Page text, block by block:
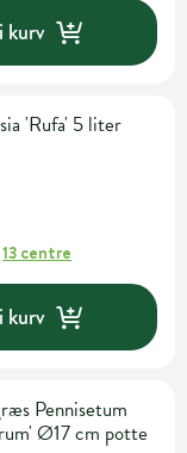
kurv
'Rufa' 5 liter
13 centre
kurv
Pennisetum
Ø17 cm potte